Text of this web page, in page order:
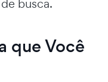
busca.
que Você